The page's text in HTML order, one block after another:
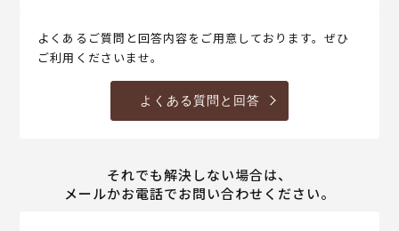
よくあるご質問と回答内容をご用意しております。ぜひ
ご利用くださいませ。
よくある質問と回答
それでも解決しない場合は、
メールかお電話でお問い合わせください。